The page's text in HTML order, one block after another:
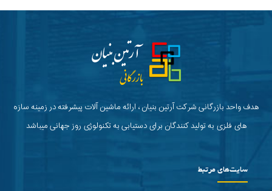
هدف واحد بازرگانی شرکت آرتین بنیان ، ارائه ماشین آلات پیشرفته در زمینه سازه
های فلزی به تولید کنندگان برای دستیابی به تکنولوژی روز جهانی میباشد
سایت‌های مرتبط